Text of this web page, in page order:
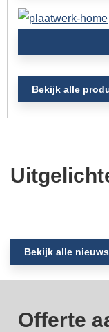
Bekijk alle
Bekijk alle
Offerte